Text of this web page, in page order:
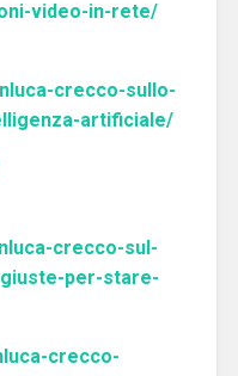
video-in-rete/
crecco-sullo-
artificiale/
crecco-sul-
per-stare-
crecco-